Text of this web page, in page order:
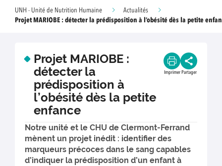
UNH - Unité de Nutrition Humaine
Actualités
Projet MARIOBE : détecter la prédisposition à l’obésité dès la petite
Projet MARIOBE :
détecter la
prédisposition à
l’obésité dès la petite
enfance
Imprimer Partager
Notre unité et le CHU de Clermont-Ferrand
mènent un projet inédit : identifier des
marqueurs précoces dans le sang capables
d’indiquer la prédisposition d’un enfant à